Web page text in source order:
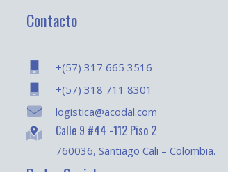
Contacto
+(57) 317 665 3516
+(57) 318 711 8301
logistica@acodal.com
Calle 9 #44 -112 Piso 2
760036, Santiago Cali – Colombia.